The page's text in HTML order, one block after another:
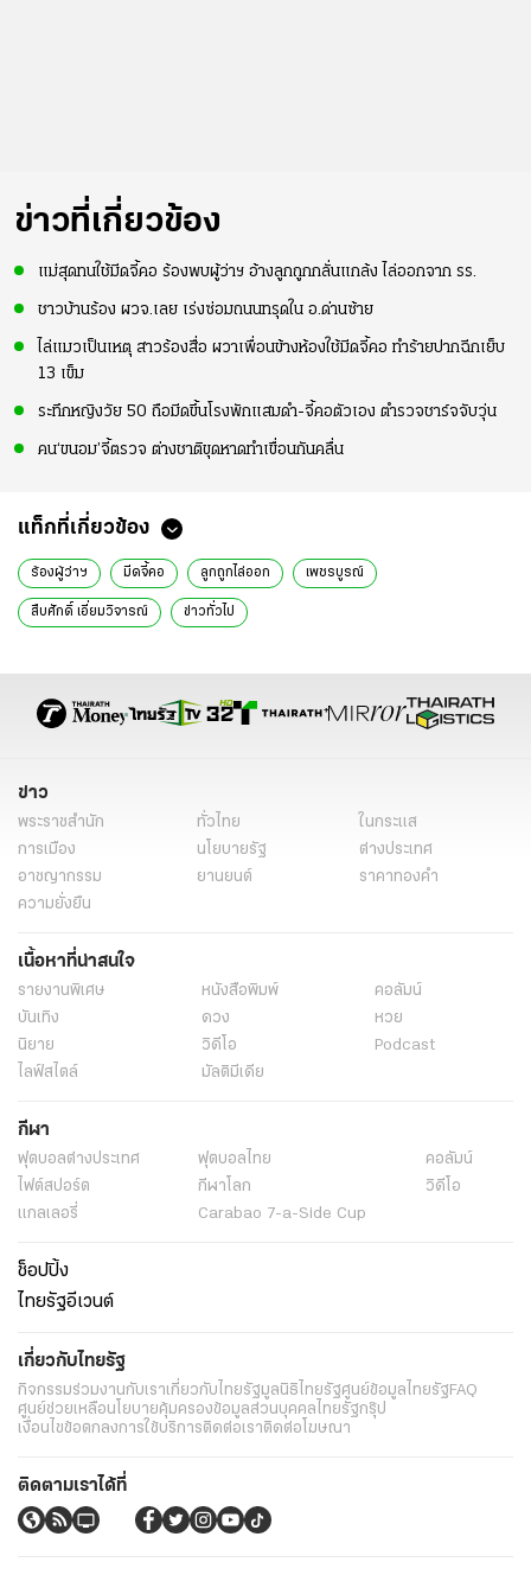
ข่าวที่เกี่ยวข้อง
แม่สุดทนใช้มีดจี้คอ ร้องพบผู้ว่าฯ อ้างลูกถูกกลั่นแกล้ง ไล่ออกจาก รร.
ชาวบ้านร้อง ผวจ.เลย เร่งซ่อมถนนทรุดใน อ.ด่านซ้าย
ไล่แมวเป็นเหตุ สาวร้องสื่อ ผวาเพื่อนข้างห้องใช้มีดจี้คอ ทำร้ายปากฉีกเย็บ
13 เข็ม
ระทึกหญิงวัย 50 ถือมีดขึ้นโรงพักแสมดำ-จี้คอตัวเอง ตำรวจชาร์จจับวุ่น
คน‘ขนอม’จี้ตรวจ ต่างชาติขุดหาดทำเขื่อนกันคลื่น
แท็กที่เกี่ยวข้อง
ร้องผู้ว่าฯ มีดจี้คอ ลูกถูกไล่ออก เพชรบูรณ์
สืบศักดิ์ เอี่ยมวิจารณ์ ข่าวทั่วไป
ข่าว
พระราชสำนัก ทั่วไทย
ในกระแส
การเมือง
นโยบายรัฐ
ต่างประเทศ
อาชญากรรม
ยานยนต์
ราคาทองคำ
ความยั่งยืน
เนื้อหาที่น่าสนใจ
รายงานพิเศษ หนังสือพิมพ์
คอลัมน์
บันเทิง
ดวง
หวย
นิยาย
วิดีโอ
Podcast
ไลฟ์สไตล์
มัลติมีเดีย
กีฬา
ฟุตบอลต่่างประเทศ ฟุตบอลไทย
คอลัมน์
ไฟต์สปอร์ต
กีฬาโลก
วิดีโอ
แกลเลอรี่
Carabao 7-a-Side Cup
ช็อปปิ้ง
ไทยรัฐอีเวนต์
เกี่ยวกับไทยรัฐ
กิจกรรมร่วมงานกับเราเกี่ยวกับไทยรัฐมูลนิธิไทยรัฐศูนย์ข้อมูลไทยรัฐFAQ
ศูนย์ช่วยเหลือนโยบายคุ้มครองข้อมูลส่วนบุคคลไทยรัฐกรุ๊ป
เงื่อนไขข้อตกลงการใช้บริการติดต่อเราติดต่อโฆษณา
ติดตามเราได้ที่